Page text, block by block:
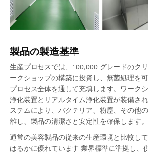
製品の製造基準
生産プロセスでは、100,000 グレードのク
ークショップの構築に投資し、無菌処理を可
プロセス全体を通して充填します。ワーク
浄化装置とリアルタイム浄化装置が装備さ
ステムにより、バクテリア、粉塵、その他
離し、製品の清潔さと安定性を確保します。
通常の美容製品の従来の生産環境と比較し
はるかに優れています 業界標準に準拠し、